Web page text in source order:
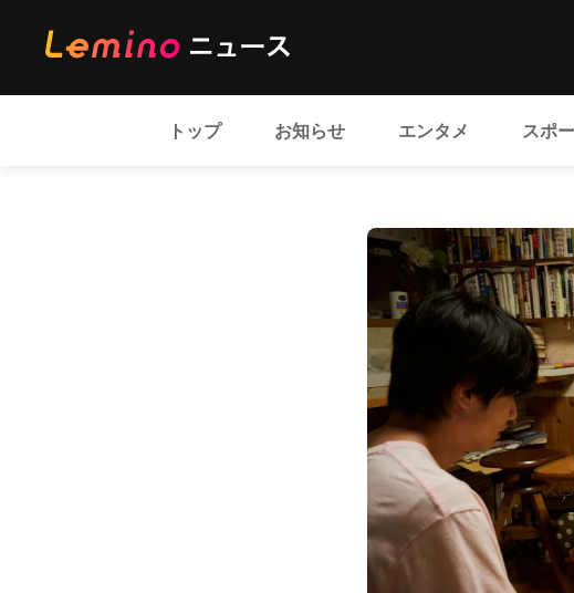
トップ お知らせ エンタメ スポ